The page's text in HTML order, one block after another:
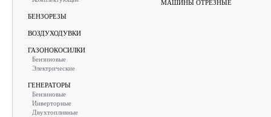
БЕНЗОРЕЗЫ
ВОЗДУХОДУВКИ
ГАЗОНОКОСИЛКИ
Бензиновые
Электрические
ГЕНЕРАТОРЫ
Бензиновые
Инверторные
Двухтопливные
МАШИНЫ ОТРЕЗНЫЕ